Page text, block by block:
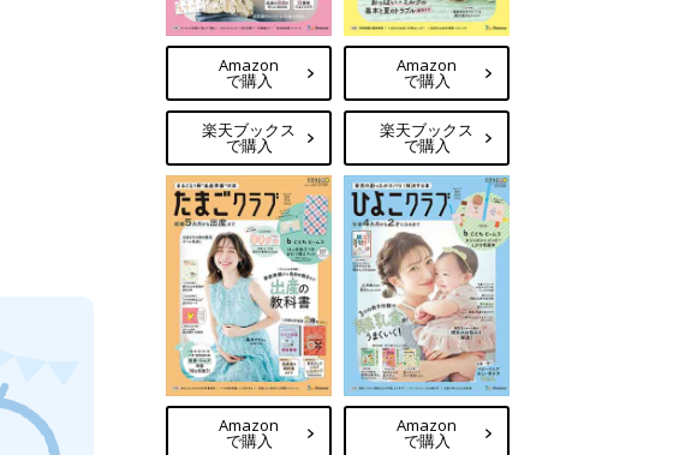
Amazon
で購入
楽天ブックス
で購入
Amazon
で購入
楽天ブックス
で購入
Amazon
で購入
Amazon
で購入